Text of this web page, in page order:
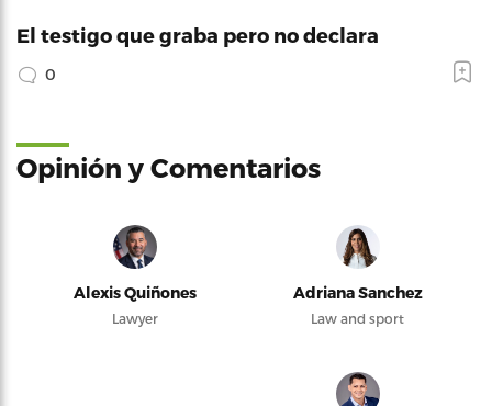
El testigo que graba pero no declara
0
Opinión y Comentarios
Alexis Quiñones
Lawyer
Adriana Sanchez
Law and sport